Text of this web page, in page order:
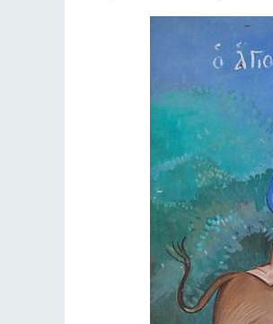
Разлуки не будет
Фредерика де Грааф